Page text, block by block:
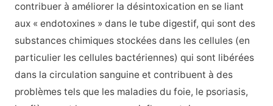
contribuer à améliorer la désintoxication en se liant
aux « endotoxines » dans le tube digestif, qui sont des
substances chimiques stockées dans les cellules (en
particulier les cellules bactériennes) qui sont libérées
dans la circulation sanguine et contribuent à des
problèmes tels que les maladies du foie, le psoriasis,